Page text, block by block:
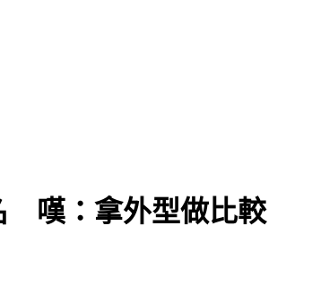
嘆：拿外型做比較